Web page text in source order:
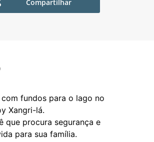
Compartilhar
fundos para o lago no
Xangri-lá.
que procura segurança e
para sua família.